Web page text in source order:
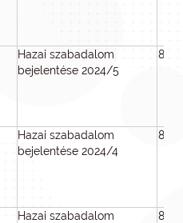
Hazai szabadalom
bejelentése 2024/5
800
Hazai szabadalom
bejelentése 2024/4
800
Hazai szabadalom
800